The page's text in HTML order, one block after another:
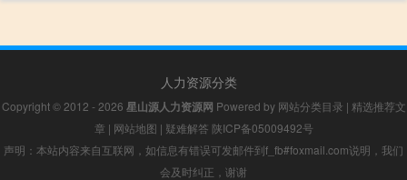
人力资源分类
Copyright © 2012 - 2026 星山源人力资源网 Powered by 网站分类目录 | 精选推荐文
章 | 网站地图 | 疑难解答 陕ICP备05009492号
声明：本站内容来自互联网，如信息有错误可发邮件到f_fb#foxmail.com说明，我们
会及时纠正，谢谢